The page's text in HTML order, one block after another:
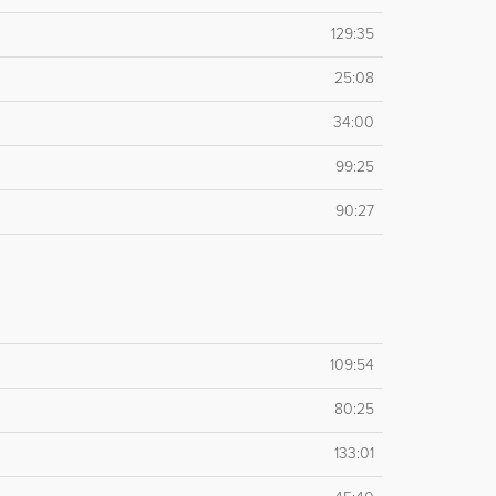
129:35
25:08
34:00
99:25
90:27
109:54
80:25
133:01